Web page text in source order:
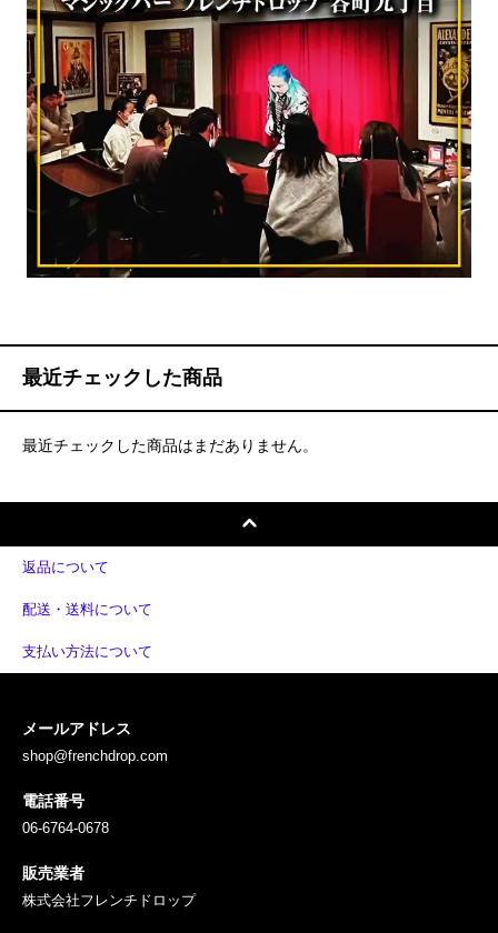
最近チェックした商品
最近チェックした商品はまだありません。
返品について
配送・送料について
支払い方法について
メールアドレス
shop@frenchdrop.com
電話番号
06-6764-0678
販売業者
株式会社フレンチドロップ